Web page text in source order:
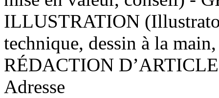
ILLUSTRATION
technique, dessin à la
RÉDACTION
Adresse